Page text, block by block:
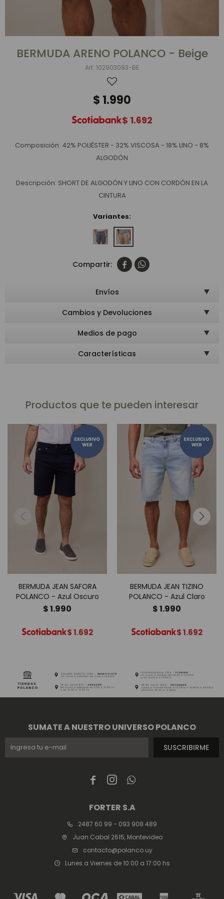
BERMUDA ARENO POLANCO - Beige
102903093-BE
$ 1.990
$ 1.692
Composición: 42% POLIÉSTER - 32% VISCOSA - 18% LINO - 8%
ALGODÓN
Descripción: SHORT DE ALGODÓN Y LINO CON CORDÓN EN LA
CINTURA
Variantes:
 
Envíos
Cambios y Devoluciones
Medios de pago
Características
Productos que te pueden interesar
BERMUDA JEAN SAFORA
POLANCO - Azul Oscuro
$1.990
$1.692
BERMUDA JEAN TIZINO
POLANCO - Azul Claro
$1.990
$1.692
  
FORTER S.A
2487 60 99 - 093 908 489
Juan Cabal 2615, Montevideo
contacto@polanco.uy
Lunes a Viernes de 10:00 a 17:00 hs
SUMATE A NUESTRO UNIVERSO POLANCO
SUSCRIBIRME